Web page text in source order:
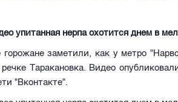
упитанная нерпа охотится днем в
горожане заметили, как у метро
Таракановка. Видео
"Вконтакте".